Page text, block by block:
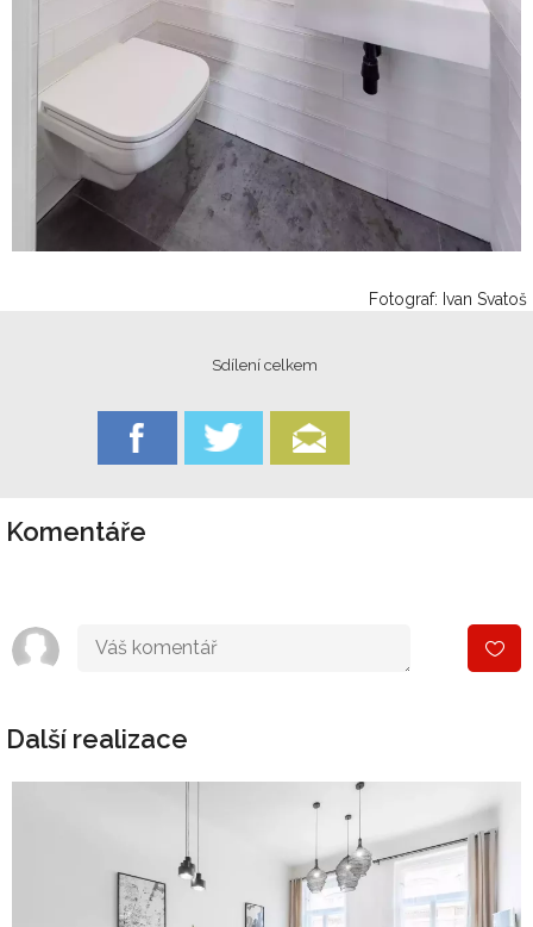
Fotograf: Ivan Svatoš
Sdílení celkem
Komentáře
Další realizace